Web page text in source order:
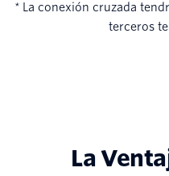
* La conexión cruzada
terceros
La